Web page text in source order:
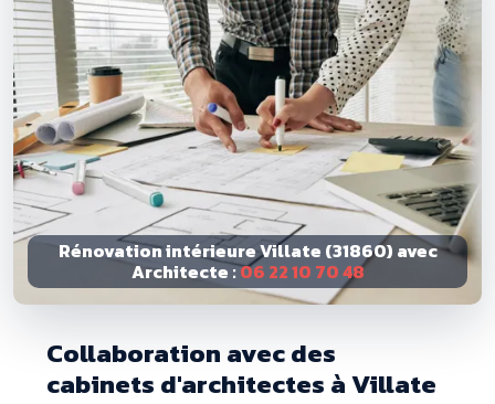
Rénovation intérieure Villate (31860) avec
Architecte :06 22 10 70 48
Collaboration avec des
cabinets d'architectes à Villate